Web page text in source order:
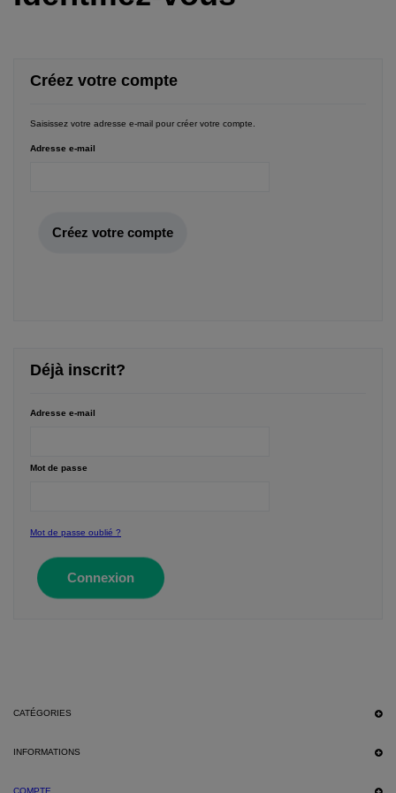
Créez votre compte
Saisissez votre adresse e-mail pour créer votre compte.
Adresse e-mail
Créez votre compte
Déjà inscrit?
Adresse e-mail
Mot de passe
Mot de passe oublié ?
Connexion
CATÉGORIES
INFORMATIONS